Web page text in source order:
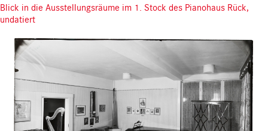
Blick in die Ausstellungsräume im 1. Stock des Pianohaus Rück,
undatiert